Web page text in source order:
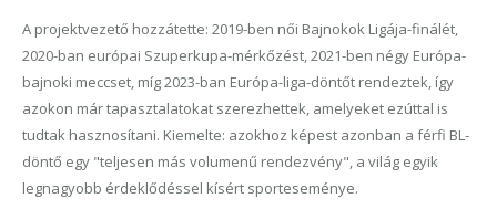
A projektvezető hozzátette: 2019-ben női Bajnokok Ligája-finálét,
2020-ban európai Szuperkupa-mérkőzést, 2021-ben négy Európa-
bajnoki meccset, míg 2023-ban Európa-liga-döntőt rendeztek, így
azokon már tapasztalatokat szerezhettek, amelyeket ezúttal is
tudtak hasznosítani. Kiemelte: azokhoz képest azonban a férfi BL-
döntő egy "teljesen más volumenű rendezvény", a világ egyik
legnagyobb érdeklődéssel kísért sporteseménye.